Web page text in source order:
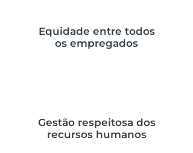
Equidade entre todos
os empregados
Gestão respeitosa dos
recursos humanos